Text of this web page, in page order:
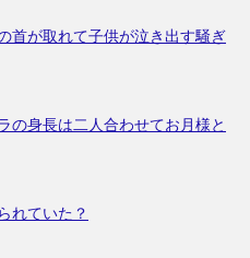
首が取れて子供が泣き出す騒ぎ
の身長は二人合わせてお月様と
れていた？